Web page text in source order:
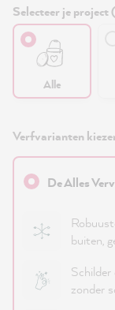
Selecteer je project
Alle
Verfvarianten
De Alles
buiten,
zonder